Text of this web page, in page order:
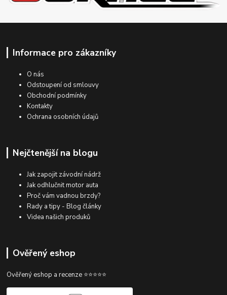
Informace pro zákazníky
O nás
Odstoupení od smlouvy
Obchodní podmínky
Kontakty
Ochrana osobních údajů
Nejčtenější na blogu
Jak zapojit závodní nádrž
Jak odhlučnit motor auta
Proč vám vadnou brzdy?
Rady a tipy - Blog články
Videa našich produků
Ověřený eshop
Ověřený eshop a recenze ⭐⭐⭐⭐⭐